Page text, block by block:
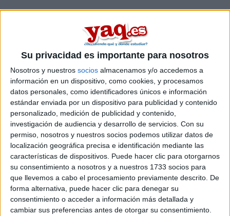
Su privacidad es importante para nosotros
Nosotros y nuestros socios almacenamos y/o accedemos a
información en un dispositivo, como cookies, y procesamos
datos personales, como identificadores únicos e información
estándar enviada por un dispositivo para publicidad y contenido
personalizado, medición de publicidad y contenido,
investigación de audiencia y desarrollo de servicios. Con su
permiso, nosotros y nuestros socios podemos utilizar datos de
localización geográfica precisa e identificación mediante las
características de dispositivos. Puede hacer clic para otorgarnos
su consentimiento a nosotros y a nuestros 1733 socios para
que llevemos a cabo el procesamiento previamente descrito. De
forma alternativa, puede hacer clic para denegar su
consentimiento o acceder a información más detallada y
cambiar sus preferencias antes de otorgar su consentimiento.
1 envío / 0 nuevos
para enviar comentarios
Chostis
Desconectado
El viernes dicen las admisiones y, por mi nota, voy a ir a la
URJC, ¿qué tengo que hacer despues de saber donde me
han admitido? ¿qué papeles tengo que entregar? ¿qué es vía
online? ¿cómo funciona el tema becas? Es algo que he
estado mirando en su web pero sigo estando muy perdido, la
ayuda se agradecería mucho.
Inicio
Etiquetas: La universidad - un mundo